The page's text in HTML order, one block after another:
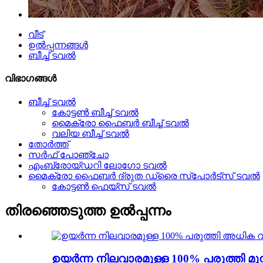
വീട്
ഉൽപ്പന്നങ്ങൾ
ബീച്ച് ടവൽ
വിഭാഗങ്ങൾ
ബീച്ച് ടവൽ
കോട്ടൺ ബീച്ച് ടവൽ
മൈക്രോ ഫൈബർ ബീച്ച് ടവൽ
വലിയ ബീച്ച് ടവൽ
തോർത്ത്
സർഫ് പോഞ്ചോ
എംബ്രോയ്ഡറി ലോഗോ ടവൽ
മൈക്രോ ഫൈബർ ദ്രുത ഡ്രൈ സ്പോർട്സ് ടവൽ
കോട്ടൺ ഫെയ്സ് ടവൽ
തിരഞ്ഞെടുത്ത ഉൽപ്പന്നം
ഉയർന്ന നിലവാരമുള്ള 100% പരുത്തി